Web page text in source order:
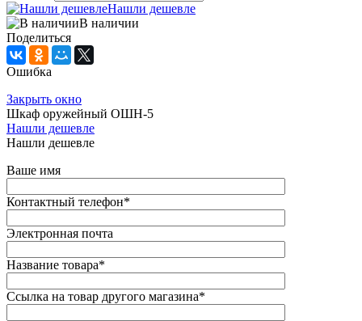
Нашли дешевле
В наличии
Поделиться
Ошибка
Закрыть окно
Шкаф оружейный ОШН-5
Нашли дешевле
Нашли дешевле
Ваше имя
Контактный телефон*
Электронная почта
Название товара*
Ссылка на товар другого магазина*